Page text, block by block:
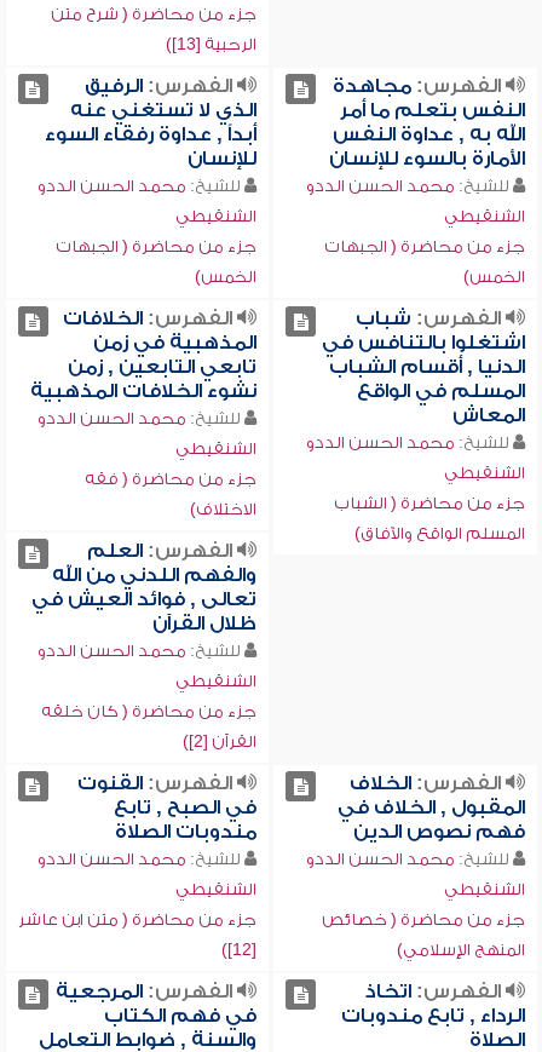
جزء من محاضرة ( شرح متن
الرحبية [13])
الفهرس:مجاهدة
النفس بتعلم ما أمر
الله به , عداوة النفس
الأمارة بالسوء للإنسان
للشيخ: محمد الحسن الددو
الشنقيطي
جزء من محاضرة ( الجبهات
الخمس)
الفهرس:الرفيق
الذي لا تستغني عنه
أبداً , عداوة رفقاء السوء
للإنسان
للشيخ: محمد الحسن الددو
الشنقيطي
جزء من محاضرة ( الجبهات
الخمس)
الفهرس: شباب
اشتغلوا بالتنافس في
الدنيا , أقسام الشباب
المسلم في الواقع
المعاش
للشيخ: محمد الحسن الددو
الشنقيطي
جزء من محاضرة ( الشباب
المسلم الواقع والآفاق)
الفهرس:الخلافات
المذهبية في زمن
تابعي التابعين , زمن
نشوء الخلافات المذهبية
للشيخ: محمد الحسن الددو
الشنقيطي
جزء من محاضرة ( فقه
الاختلاف)
الفهرس:العلم
والفهم اللدني من الله
تعالى , فوائد العيش في
ظلال القرآن
للشيخ: محمد الحسن الددو
الشنقيطي
جزء من محاضرة ( كان خلقه
القرآن [2])
الفهرس:الخلاف
المقبول , الخلاف في
فهم نصوص الدين
للشيخ: محمد الحسن الددو
الشنقيطي
جزء من محاضرة ( خصائص
المنهج الإسلامي)
الفهرس:القنوت
في الصبح , تابع
مندوبات الصلاة
للشيخ: محمد الحسن الددو
الشنقيطي
جزء من محاضرة ( متن ابن عاشر
[12])
الفهرس:اتخاذ
الرداء , تابع مندوبات
الصلاة
الفهرس:المرجعية
في فهم الكتاب
والسنة , ضوابط التعامل